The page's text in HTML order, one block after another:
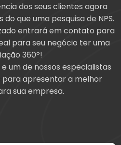
dos seus clientes agora
que uma pesquisa de NPS.
entrará em contato para
para seu negócio ter uma
360º!
um de nossos especialistas
apresentar a melhor
sua empresa.